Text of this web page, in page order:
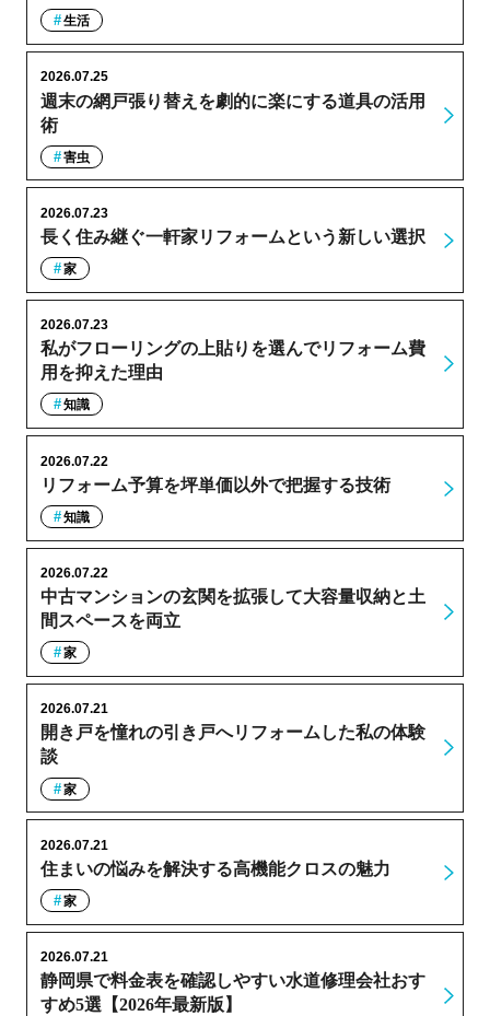
生活
週末の網戸張り替えを劇的に楽にする道具の活用
術
2026.07.25
害虫
長く住み継ぐ一軒家リフォームという新しい選択
2026.07.23
家
私がフローリングの上貼りを選んでリフォーム費
用を抑えた理由
2026.07.23
知識
リフォーム予算を坪単価以外で把握する技術
2026.07.22
知識
中古マンションの玄関を拡張して大容量収納と土
間スペースを両立
2026.07.22
家
開き戸を憧れの引き戸へリフォームした私の体験
談
2026.07.21
家
住まいの悩みを解決する高機能クロスの魅力
2026.07.21
家
静岡県で料金表を確認しやすい水道修理会社おす
すめ5選【2026年最新版】
2026.07.21